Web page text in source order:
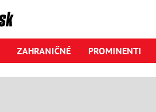
ZAHRANIČNÉ PROMINENTI